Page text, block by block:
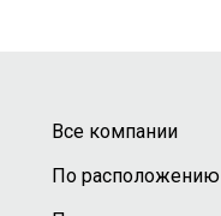
Все компании
По расположению